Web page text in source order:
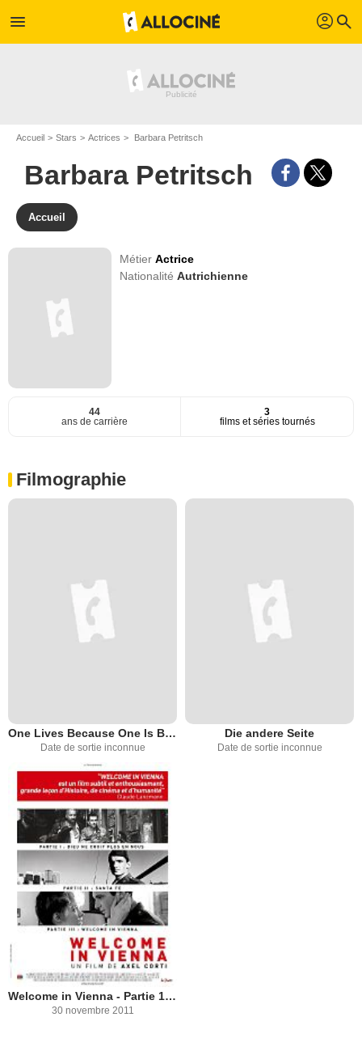
menu profil search
Accueil Stars Actrices Barbara Petritsch
Barbara Petritsch
Accueil
MétierActrice
NationalitéAutrichienne
44
ans de carrière
3
films et séries tournés
Filmographie
One Lives Because One Is Born
Date de sortie inconnue
Die andere Seite
Date de sortie inconnue
Welcome in Vienna - Partie 1 : Dieu ne croit plus en nous
30 novembre 2011